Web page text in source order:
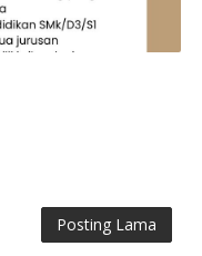
Posting Lama